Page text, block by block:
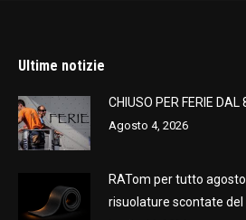
Ultime notizie
CHIUSO PER FERIE
Agosto 4, 2026
RATom per tutto
risuolature scontate del